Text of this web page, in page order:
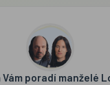
Vám poradí manželé